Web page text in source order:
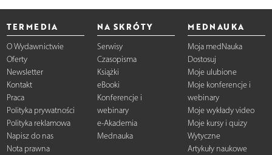
TERMEDIA
O Wydawnictwie
Oferty
Newsletter
Kontakt
Praca
Polityka prywatności
Polityka reklamowa
Napisz do nas
Nota prawna
NA SKRÓTY
Serwisy
Czasopisma
Książki
eBooki
Konferencje i
webinary
e-Akademia
Mednauka
MEDNAUKA
Moja medNauka
Dostosuj
Moje ulubione
Moje konferencje i
webinary
Moje wykłady video
Moje kursy i quizy
Wytyczne
Artykuły naukowe